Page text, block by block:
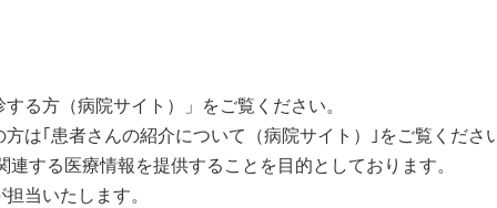
る方（病院サイト）」をご覧ください。
は｢患者さんの紹介について（病院サイト）｣をご覧くださ
する医療情報を提供することを目的としております。
当いたします。